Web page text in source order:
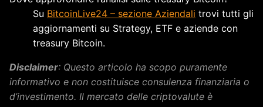
Su BitcoinLive24 – sezione Aziendali trovi tutti gli
aggiornamenti su Strategy, ETF e aziende con
treasury Bitcoin.
Disclaimer: Questo articolo ha scopo puramente
informativo e non costituisce consulenza finanziaria o
d’investimento. Il mercato delle criptovalute è